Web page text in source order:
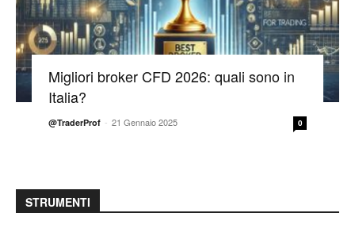
Migliori broker CFD 2026: quali sono in
Italia?
@TraderProf - 21 Gennaio 2025 0
STRUMENTI